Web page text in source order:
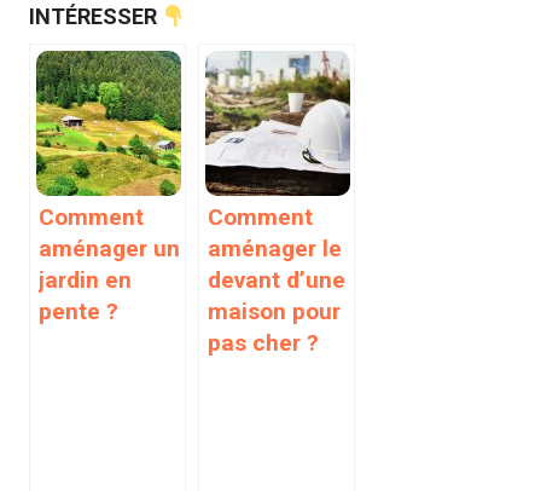
INTÉRESSER
Comment
aménager un
jardin en
pente ?
Comment
aménager le
devant d’une
maison pour
pas cher ?